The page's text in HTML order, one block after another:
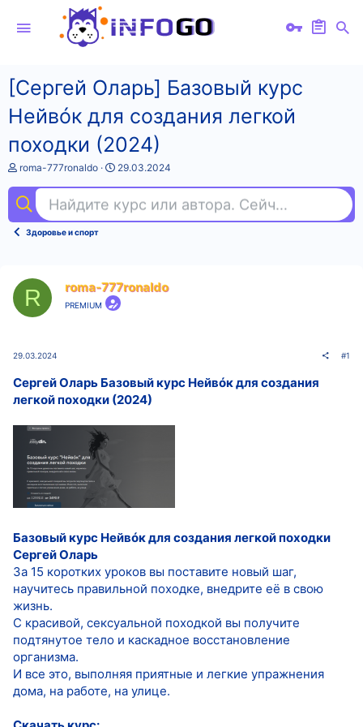
[Сергей Оларь] Базовый курс
Нейвóк для создания легкой
походки (2024)
А
т
о
т
roma-777ronaldo
Д
а
н
а
29.03.2024
Найдите курс или автора. Сейчас ищут
Здоровье и спорт
R roma-777ronaldo
PREMIUM
29.03.2024 #1
Сергей Оларь Базовый курс Нейвóк для создания
легкой походки (2024)
Базовый курс Нейвóк для создания легкой походки
Сергей Оларь
За 15 коротких уроков вы поставите новый шаг,
научитесь правильной походке, внедрите её в свою
жизнь.
С красивой, сексуальной походкой вы получите
подтянутое тело и каскадное восстановление
организма.
И все это, выполняя приятные и легкие упражнения
дома, на работе, на улице.